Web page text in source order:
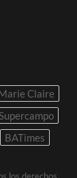
Claire
Supercampo
BATimes
los derechos